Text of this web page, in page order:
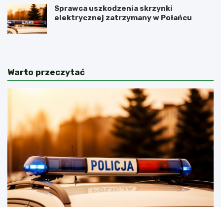
Sprawca uszkodzenia skrzynki
elektrycznej zatrzymany w Połańcu
Warto przeczytać